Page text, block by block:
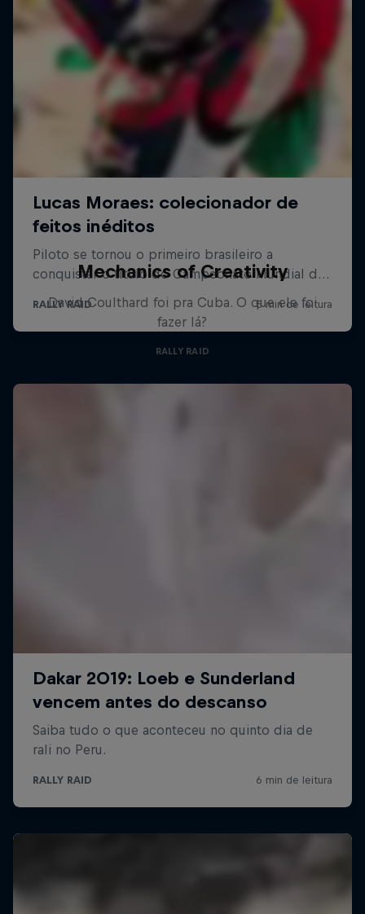
Mechanics of Creativity
David Coulthard foi pra Cuba. O que ele foi
fazer lá?
RALLY RAID